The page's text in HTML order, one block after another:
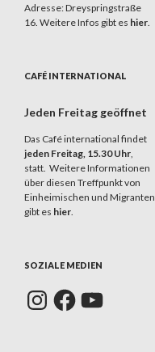
Adresse: Dreyspringstraße
16. Weitere Infos gibt es hier.
CAFÉ INTERNATIONAL
Jeden Freitag geöffnet
Das Café international findet
jeden Freitag, 15.30 Uhr,
statt. Weitere Informationen
über diesen Treffpunkt von
Einheimischen und Migranten
gibt es hier.
SOZIALE MEDIEN
InstagramFacebookYouTube